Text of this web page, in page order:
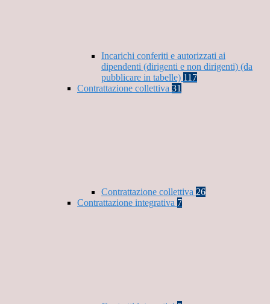
Incarichi conferiti e autorizzati ai
dipendenti (dirigenti e non dirigenti) (da
pubblicare in tabelle) 117
Contrattazione collettiva 31
Contrattazione collettiva 26
Contrattazione integrativa 7